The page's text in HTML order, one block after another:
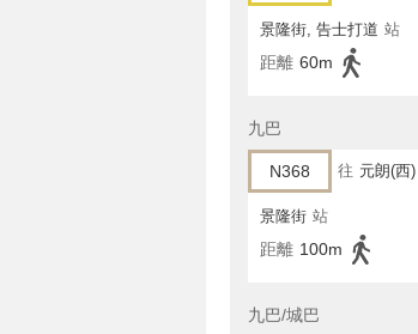
景隆街, 告士打道 站
距離 60m
九巴
N368 往 元朗(西)
景隆街 站
距離 100m
九巴/城巴